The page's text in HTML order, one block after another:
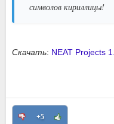
символов кириллицы!
Скачать: NEAT Projects
+5